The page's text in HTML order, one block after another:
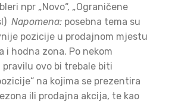
npr „Novo“, „Ograničene
Napomena: posebna tema su
pozicije u prodajnom mjestu
i hodna zona. Po nekom
pravilu ovo bi trebale biti
na kojima se prezentira
ili prodajna akcija, te kao